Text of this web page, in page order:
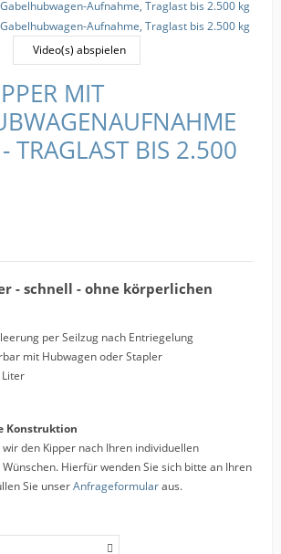
Video(s) abspielen
MIT
TRAGLAST BIS 2.500
- schnell - ohne körperlichen
per Seilzug nach Entriegelung
mit Hubwagen oder Stapler
Liter
Konstruktion
den Kipper nach Ihren individuellen
Hierfür wenden Sie sich bitte an Ihren
Sie unserAnfrageformularaus.